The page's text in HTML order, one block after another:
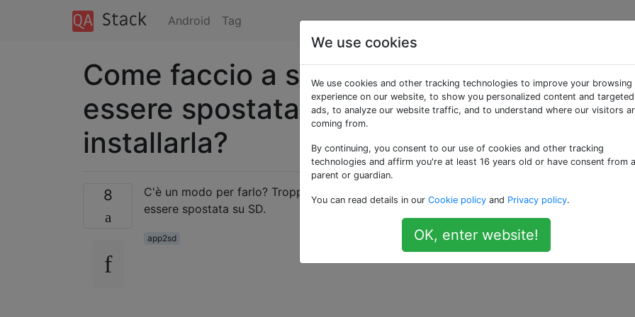
Android Tag
Come faccio a sapere se un'app può
essere spostata sulla scheda SD prima
installarla?
8
C'è un modo per farlo? Troppe volte installo un'app, solo per disinstallarla, perché non può
essere spostata su SD.
app2sd
We use cookies
We use cookies and other tracking technologies to improve your browsing
experience on our website, to show you personalized content and targeted
ads, to analyze our website traffic, and to understand where our visitors
coming from.
By continuing, you consent to our use of cookies and other tracking
technologies and affirm you're at least 16 years old or have consent from a
parent or guardian.
You can read details in our Cookie policy and Privacy policy.
OK, enter website!